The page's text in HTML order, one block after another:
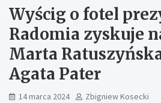
Wyścig o fotel
Radomia zyskuje
Marta
Agata Pater
14 marca 2024 Zbigniew Kosecki